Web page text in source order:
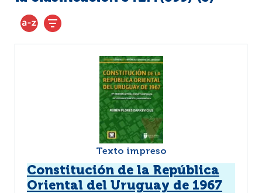
Texto impreso
Constitución de la República
Oriental del Uruguay de 1967